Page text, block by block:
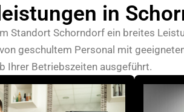
in
Standort Schorndorf ein breites
geschultem Personal mit
Ihrer Betriebszeiten ausgeführt.